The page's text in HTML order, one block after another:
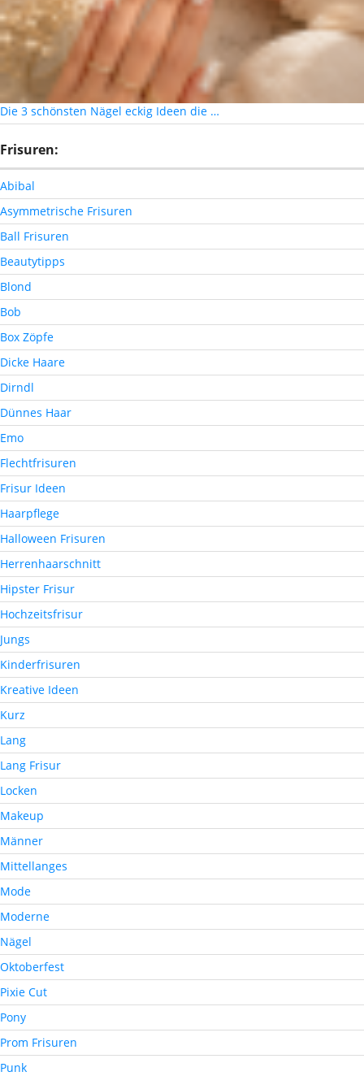
Die 3 schönsten Nägel eckig Ideen die …
Frisuren:
Abibal
Asymmetrische Frisuren
Ball Frisuren
Beautytipps
Blond
Bob
Box Zöpfe
Dicke Haare
Dirndl
Dünnes Haar
Emo
Flechtfrisuren
Frisur Ideen
Haarpflege
Halloween Frisuren
Herrenhaarschnitt
Hipster Frisur
Hochzeitsfrisur
Jungs
Kinderfrisuren
Kreative Ideen
Kurz
Lang
Lang Frisur
Locken
Makeup
Männer
Mittellanges
Mode
Moderne
Nägel
Oktoberfest
Pixie Cut
Pony
Prom Frisuren
Punk